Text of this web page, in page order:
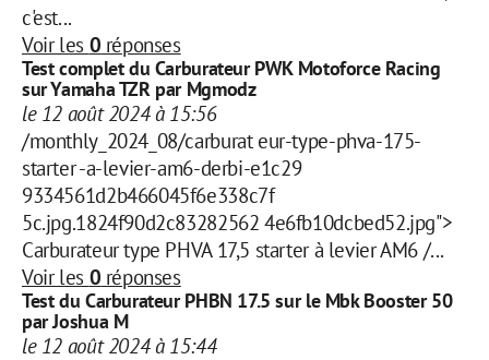
c'est...
Voir les 0 réponses
Test complet du Carburateur PWK Motoforce Racing
sur Yamaha TZR par Mgmodz
le 12 août 2024 à 15:56
/monthly_2024_08/carburat eur-type-phva-175-
starter -a-levier-am6-derbi-e1c29
9334561d2b466045f6e338c7f
5c.jpg.1824f90d2c83282562 4e6fb10dcbed52.jpg">
Carburateur type PHVA 17,5 starter à levier AM6 /...
Voir les 0 réponses
Test du Carburateur PHBN 17.5 sur le Mbk Booster 50
par Joshua M
le 12 août 2024 à 15:44